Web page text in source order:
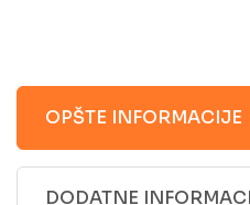
OPŠTE INFORMACIJE
DODATNE